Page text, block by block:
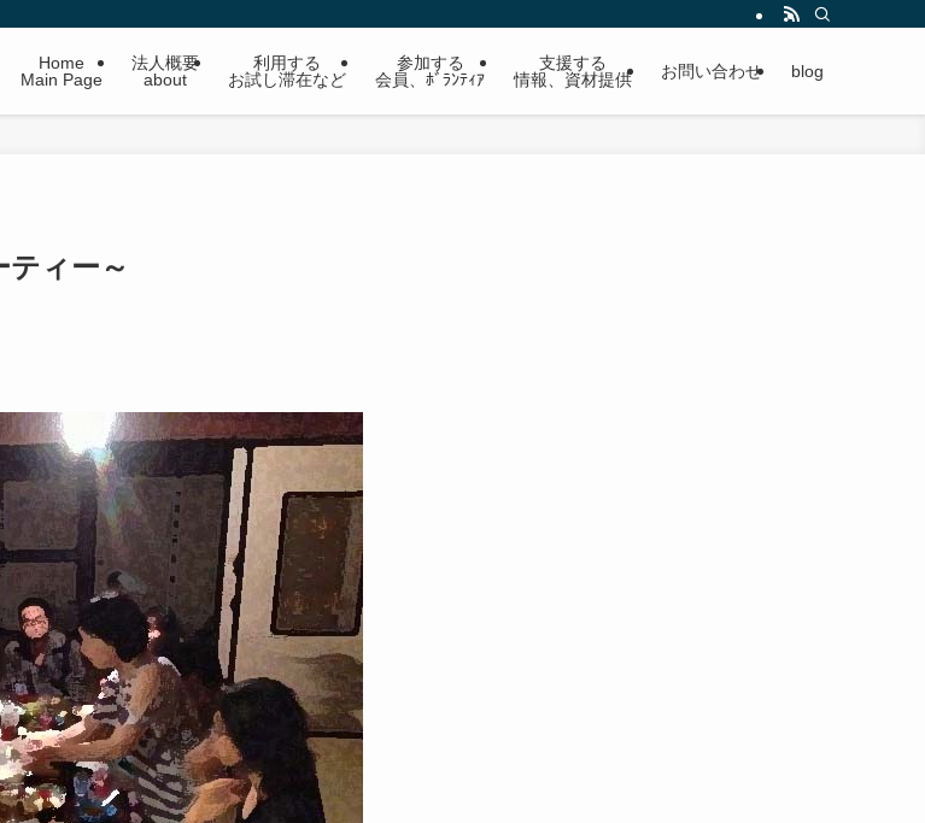
Home
Main Page
法人概要
about
利用する
お試し滞在など
参加する
会員、ﾎﾞﾗﾝﾃｨｱ
支援する
情報、資材提供
お問い合わせ blog
ィー～